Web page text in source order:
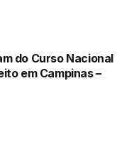
do Curso Nacional
em Campinas –